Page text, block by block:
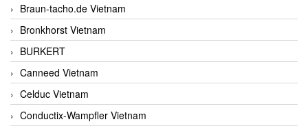
Braun-tacho.de Vietnam
Bronkhorst Vietnam
BURKERT
Canneed Vietnam
Celduc Vietnam
Conductix-Wampfler Vietnam